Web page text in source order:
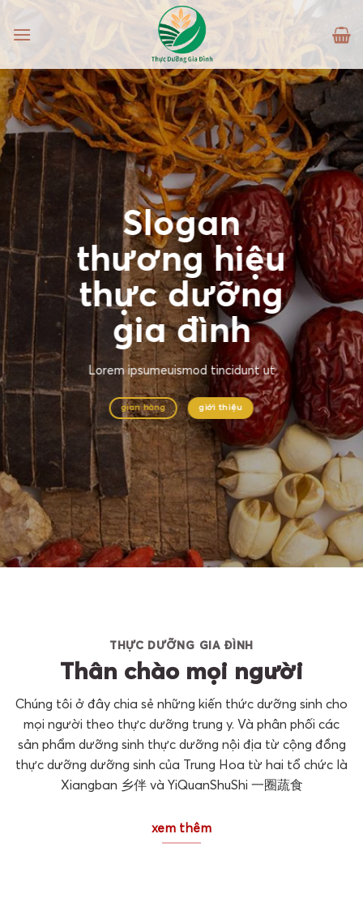
Slogan
thương hiệu
thực dưỡng
gia đình
Lorem ipsumeuismod tincidunt ut
gian hàng giới thiệu
THỰC DƯỠNG GIA ĐÌNH
Thân chào mọi người
Chúng tôi ở đây chia sẻ những kiến thức dưỡng sinh cho
mọi người theo thực dưỡng trung y. Và phân phối các
sản phẩm dưỡng sinh thực dưỡng nội địa từ cộng đồng
thực dưỡng dưỡng sinh của Trung Hoa từ hai tổ chức là
Xiangban 乡伴 và YiQuanShuShi 一圈蔬食
xem thêm